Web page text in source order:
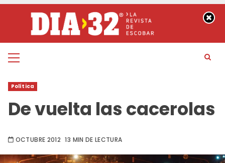
contenido
Menú
Política
De vuelta las cacerolas
OCTUBRE 2012 13 MIN DE LECTURA